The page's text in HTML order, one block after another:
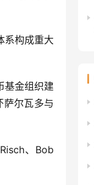
系构成重大
基金组织建
萨尔瓦多与
、Bob